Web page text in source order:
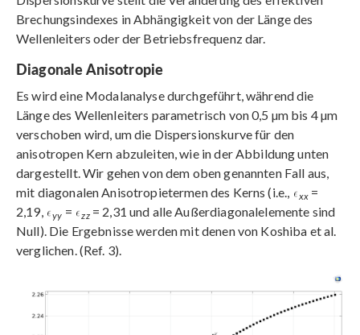
Brechungsindexes in Abhängigkeit von der Länge des
Wellenleiters oder der Betriebsfrequenz dar.
Diagonale Anisotropie
Es wird eine Modalanalyse durchgeführt, während die
Länge des Wellenleiters parametrisch von 0,5 µm bis 4 µm
verschoben wird, um die Dispersionskurve für den
anisotropen Kern abzuleiten, wie in der Abbildung unten
dargestellt. Wir gehen von dem oben genannten Fall aus,
mit diagonalen Anisotropietermen des Kerns (i.e.,
xx =
2,19,
yy = zz= 2,31 und alle Außerdiagonalelemente sind
Null). Die Ergebnisse werden mit denen von Koshiba et al.
verglichen. (Ref. 3).